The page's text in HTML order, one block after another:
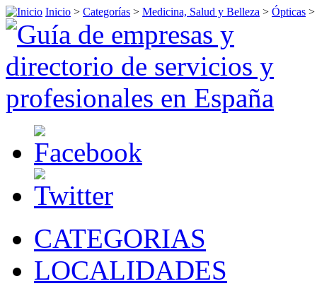
Inicio > Categorías > Medicina, Salud y Belleza > Ópticas >
CATEGORIAS
LOCALIDADES